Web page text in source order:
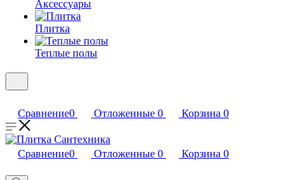
Аксессуары
Плитка
Теплые полы
Сравнение0 Отложенные 0 Корзина 0
Сравнение0 Отложенные 0 Корзина 0